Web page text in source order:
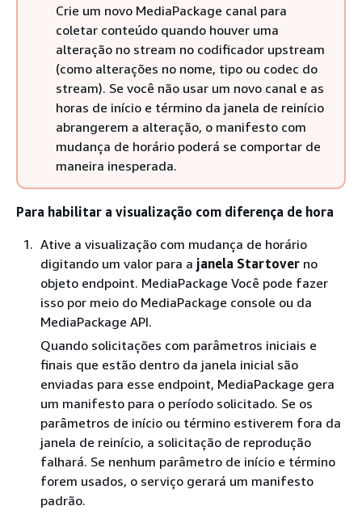
Crie um novo MediaPackage canal para
coletar conteúdo quando houver uma
alteração no stream no codificador upstream
(como alterações no nome, tipo ou codec do
stream). Se você não usar um novo canal e as
horas de início e término da janela de reinício
abrangerem a alteração, o manifesto com
mudança de horário poderá se comportar de
maneira inesperada.
Para habilitar a visualização com diferença de hora
Ative a visualização com mudança de horário
digitando um valor para a janela Startover no
objeto endpoint. MediaPackage Você pode fazer
isso por meio do MediaPackage console ou da
MediaPackage API.
Quando solicitações com parâmetros iniciais e
finais que estão dentro da janela inicial são
enviadas para esse endpoint, MediaPackage gera
um manifesto para o período solicitado. Se os
parâmetros de início ou término estiverem fora da
janela de reinício, a solicitação de reprodução
falhará. Se nenhum parâmetro de início e término
forem usados, o serviço gerará um manifesto
padrão.